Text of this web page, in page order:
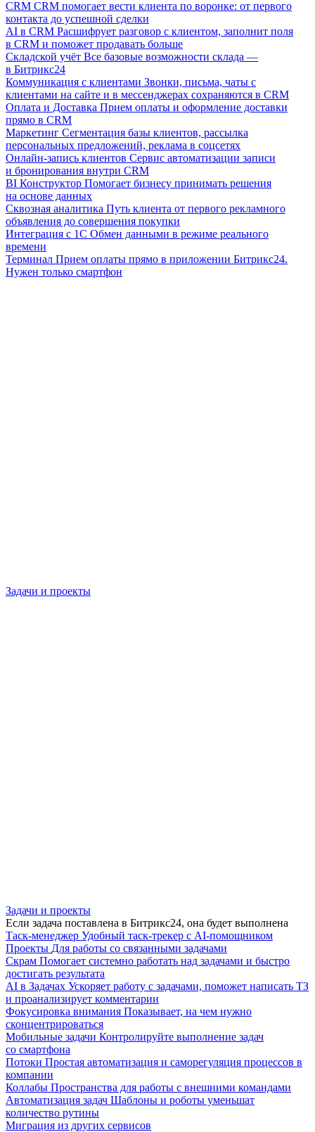
CRM CRM помогает вести клиента по воронке: от первого
контакта до успешной сделки
AI в CRM Расшифрует разговор с клиентом, заполнит поля
в CRM и поможет продавать больше
Складской учёт Все базовые возможности склада —
в Битрикс24
Коммуникация с клиентами Звонки, письма, чаты с
клиентами на сайте и в мессенджерах сохраняются в CRM
Оплата и Доставка Прием оплаты и оформление доставки
прямо в CRM
Маркетинг Сегментация базы клиентов, рассылка
персональных предложений, реклама в соцсетях
Онлайн-запись клиентов Сервис автоматизации записи
и бронирования внутри CRM
BI Конструктор Помогает бизнесу принимать решения
на основе данных
Сквозная аналитика Путь клиента от первого рекламного
объявления до совершения покупки
Интеграция с 1С Обмен данными в режиме реального
времени
Терминал Прием оплаты прямо в приложении Битрикс24.
Нужен только смартфон
Задачи и проекты
Задачи и проекты
Если задача поставлена в Битрикс24, она будет выполнена
Таск-менеджер Удобный таск-трекер с AI-помощником
Проекты Для работы со связанными задачами
Скрам Помогает системно работать над задачами и быстро
достигать результата
AI в Задачах Ускоряет работу с задачами, поможет написать ТЗ
и проанализирует комментарии
Фокусировка внимания Показывает, на чем нужно
сконцентрироваться
Мобильные задачи Контролируйте выполнение задач
со смартфона
Потоки Простая автоматизация и саморегуляция процессов в
компании
Коллабы Пространства для работы с внешними командами
Автоматизация задач Шаблоны и роботы уменьшат
количество рутины
Миграция из других сервисов